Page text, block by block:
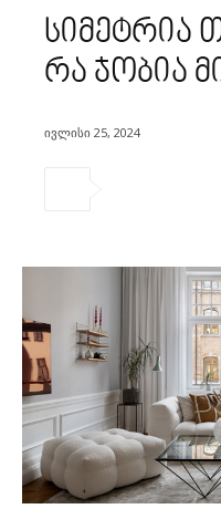
სიმეტრია
რა ჯობია
ივლისი 25, 2024